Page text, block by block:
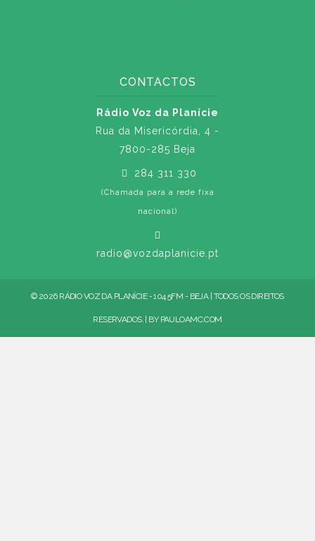
CONTACTOS
Rádio Voz da Planície
Rua da Misericórdia, 4 -
7800-285 Beja
284 311 330
(Chamada para a rede fixa
nacional)
radio@vozdaplanicie.pt
© 2026 RÁDIO VOZ DA PLANÍCIE - 104.5FM - BEJA | TODOS OS DIREITOS
RESERVADOS. | BY PAULOAMC.COM